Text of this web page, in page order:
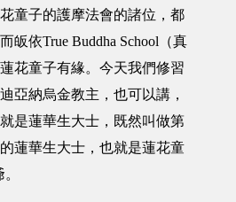
童子的護摩法會的諸位，都
皈依True Buddha School（真
花童子有緣。今天我們修習
亞納烏金教主，也可以講，
是蓮華生大士，既然叫做第
蓮華生大士，也就是蓮花童